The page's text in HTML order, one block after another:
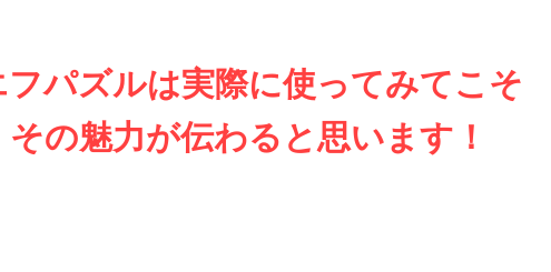
パズルは実際に使ってみてこそ
​その魅力が伝わると思います！